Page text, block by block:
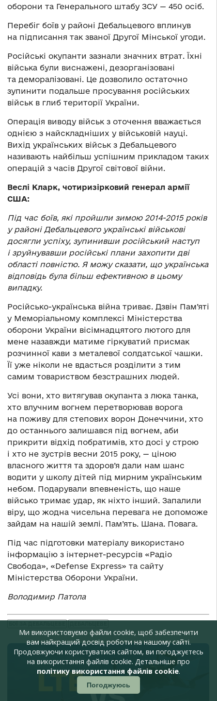
оборони та Генерального штабу ЗСУ — 450 осіб.
Перебіг боїв у районі Дебальцевого вплинув
на підписання так званої Другої Мінської угоди.
Російські окупанти зазнали значних втрат. Їхні
війська були виснажені, дезорганізовані
та деморалізовані. Це дозволило остаточно
зупинити подальше просування російських
військ в глиб території України.
Операція виводу військ з оточення вважається
однією з найскладніших у військовій науці.
Вихід українських військ з Дебальцевого
називають найбільш успішним прикладом таких
операцій з часів Другої світової війни.
Веслі Кларк, чотиризірковий генерал армії
США:
Під час боїв, які пройшли зимою 2014-2015 років
у районі Дебальцевого українські військові
досягли успіху, зупинивши російський наступ
і зруйнувавши російські плани захопити дві
області повністю. Я можу сказати, що українська
відповідь була більш ефективною в цьому
випадку.
Російсько-українська війна триває. Дзвін Пам’яті
у Меморіальному комплексі Міністерства
оборони України вісімнадцятого лютого для
мене назавжди матиме гіркуватий присмак
розчинної кави з металевої солдатської чашки.
Її уже ніколи не вдасться розділити з тим
самим товариством безстрашних людей.
Усі вони, хто витягував окупанта з люка танка,
хто влучним вогнем перетворював ворога
на поживу для степових ворон Донеччини, хто
до останнього залишався під вогнем, аби
прикрити відхід побратимів, хто досі у строю
і хто не зустрів весни 2015 року, — ціною
власного життя та здоров’я дали нам шанс
водити у школу дітей під мирним українським
небом. Подарували впевненість, що наше
військо тримає удар, як ніхто інший. Запалили
віру, що жодна чисельна перевага не допоможе
зайдам на нашій землі. Пам’ять. Шана. Повага.
Під час підготовки матеріалу використано
інформацію з інтернет-ресурсів «Радіо
Свобода», «Defense Express» та сайту
Міністерства Оборони України.
Володимир Патола
Ми використовуємо файли cookie, щоб забезпечити
вам найкращий досвід роботи на нашому сайті.
Продовжуючи користуватися сайтом, ви погоджуєтесь
на використання файлів cookie. Детальніше про
політику використання файлів cookie.
Погоджуюсь